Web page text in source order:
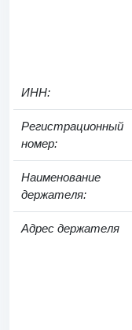
ИНН:
Регистрационный
номер:
Наименование
держателя:
Адрес держателя